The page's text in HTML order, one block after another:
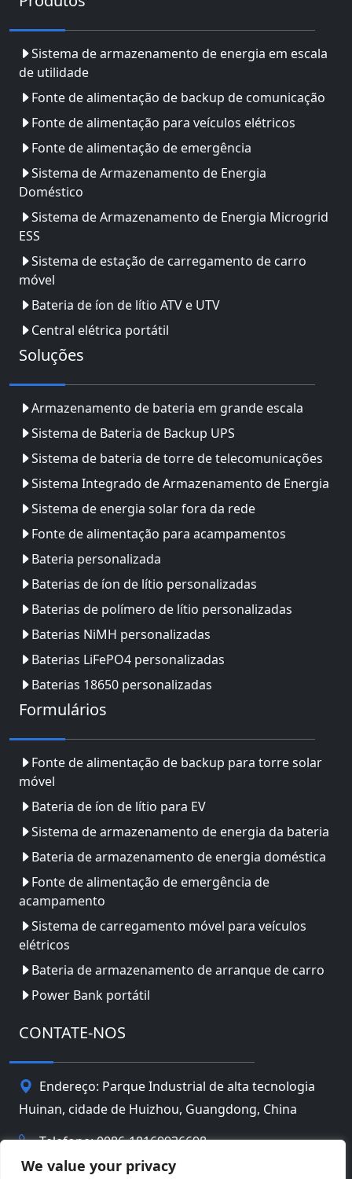
We value your privacy
Sistema de armazenamento de energia em escala
de utilidade
Fonte de alimentação de backup de comunicação
Fonte de alimentação para veículos elétricos
Fonte de alimentação de emergência
Sistema de Armazenamento de Energia
Doméstico
Sistema de Armazenamento de Energia Microgrid
ESS
Sistema de estação de carregamento de carro
móvel
Bateria de íon de lítio ATV e UTV
Central elétrica portátil
Soluções
Armazenamento de bateria em grande escala
Sistema de Bateria de Backup UPS
Sistema de bateria de torre de telecomunicações
Sistema Integrado de Armazenamento de Energia
Sistema de energia solar fora da rede
Fonte de alimentação para acampamentos
Bateria personalizada
Baterias de íon de lítio personalizadas
Baterias de polímero de lítio personalizadas
Baterias NiMH personalizadas
Baterias LiFePO4 personalizadas
Baterias 18650 personalizadas
Formulários
Fonte de alimentação de backup para torre solar
móvel
Bateria de íon de lítio para EV
Sistema de armazenamento de energia da bateria
Bateria de armazenamento de energia doméstica
Fonte de alimentação de emergência de
acampamento
Sistema de carregamento móvel para veículos
elétricos
Bateria de armazenamento de arranque de carro
Power Bank portátil
CONTATE-NOS
Endereço: Parque Industrial de alta tecnologia
Huinan, cidade de Huizhou, Guangdong, China
Telefone: 0086-18169936698